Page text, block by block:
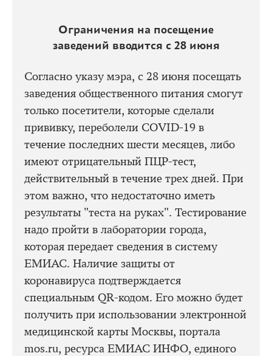
Ограничения на посещение
заведений вводится с 28 июня
Согласно указу мэра, с 28 июня посещать
заведения общественного питания смогут
только посетители, которые сделали
прививку, переболели COVID-19 в
течение последних шести месяцев, либо
имеют отрицательный ПЦР-тест,
действительный в течение трех дней. При
этом важно, что недостаточно иметь
результаты "теста на руках". Тестирование
надо пройти в лаборатории города,
которая передает сведения в систему
ЕМИАС. Наличие защиты от
коронавируса подтверждается
специальным QR-кодом. Его можно будет
получить при использовании электронной
медицинской карты Москвы, портала
mos.ru, ресурса ЕМИАС ИНФО, единого